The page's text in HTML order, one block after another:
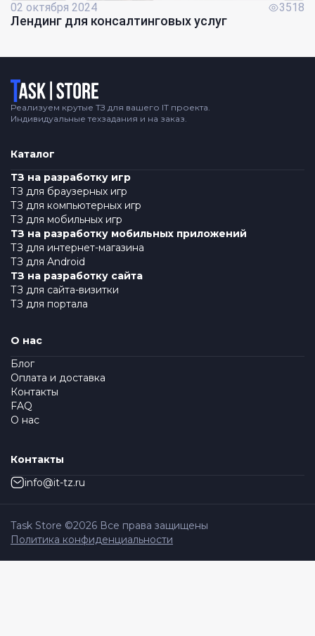
02 октября 2024 3518
Лендинг для консалтинговых услуг
Логотип
Реализуем крутые ТЗ для вашего IT проекта.
Индивидуальные техзадания и на заказ.
Каталог
ТЗ на разработку игр
ТЗ для браузерных игр
ТЗ для компьютерных игр
ТЗ для мобильных игр
ТЗ на разработку мобильных приложений
ТЗ для интернет-магазина
ТЗ для Android
ТЗ на разработку сайта
ТЗ для сайта-визитки
ТЗ для портала
О нас
Блог
Оплата и доставка
Контакты
FAQ
О нас
Контакты
info@it-tz.ru
Task Store ©2026 Все права защищены
Политика конфиденциальности